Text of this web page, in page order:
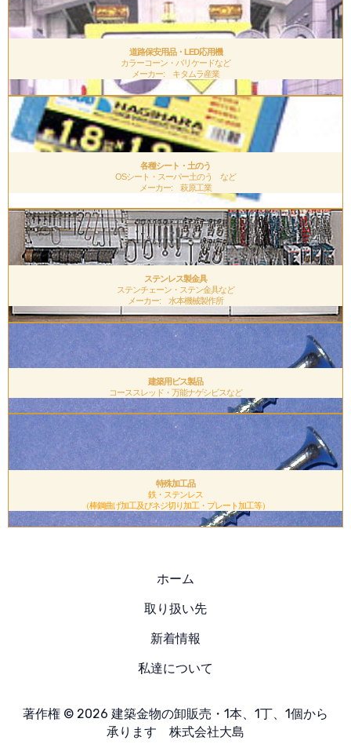
道路保安用品・LED応用機
カラーコーン・バリケードなど
メーカー: キタムラ産業
.
各種シート・土のう
OSシート・スーパー土のう など
メーカー: 萩原工業
.
ステンレス製金具
ステンチェーン・ステン金具など
メーカー: 水本機械製作所
.
建築用ビス製品
コーススレッド・万能ナゲシビスなど
.
特殊加工品
鉄・ステンレス
（棒鋼曲げ加工及びネジ切り加工・プレート加工等）
ホーム
取り扱い先
新着情報
私達について
著作権 © 2026 建築金物の卸販売・1本、1丁、1個から
承ります 株式会社大島